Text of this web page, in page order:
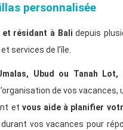
personnalisée
et résidant à Balidepuis
services de l’île.
Ubud ou Tanah
de vos vacances,
et vous aide à planifier
vos vacances pour